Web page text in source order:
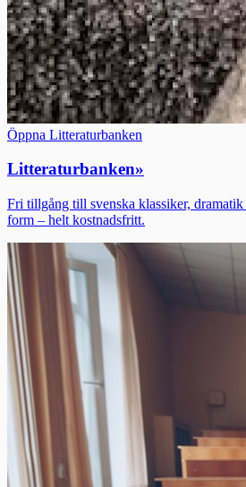
Öppna Litteraturbanken
Litteraturbanken»
Fri tillgång till svenska klassiker,
form – helt kostnadsfritt.